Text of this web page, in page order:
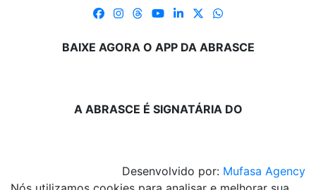
BAIXE AGORA O APP DA ABRASCE
A ABRASCE É SIGNATÁRIA DO
Desenvolvido por: Mufasa Agency